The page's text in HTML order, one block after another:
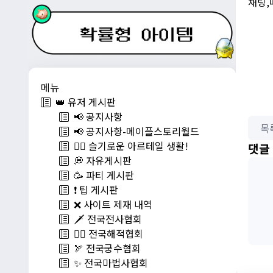
메뉴
👑 유저 게시판
📢 공지사항
📢 공지사항-메이플스토리월드
💁‍♂ 슬기로운 아르테일 생활!
💭 자유게시판
🥳 파티 게시판
❗️ 팁 게시판
❌ 사이트 제재 내역
🗡️ 전국전사협회
🏴‍☠️ 전국해적협회
🏹 전국궁수협회
✨ 전국마법사협회
목
댓글